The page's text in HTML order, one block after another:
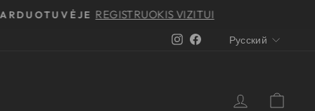
REGISTRUOKIS VIZITUI
Instagram
Facebook
Русский